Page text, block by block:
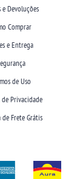
e Devoluções
Comprar
e Entrega
de Uso
Privacidade
Frete Grátis